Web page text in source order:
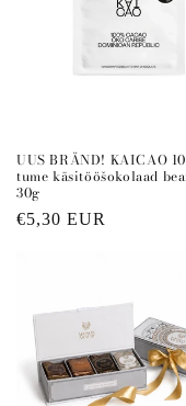
UUS BRÄND! KAICAO
tume käsitööšokolaad
30g
Regular
€5,30 EUR